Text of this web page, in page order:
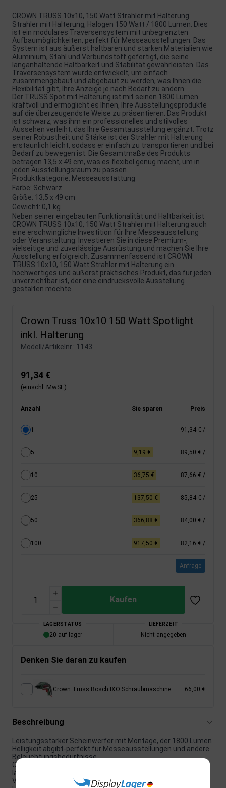
CROWN TRUSS 10x10, 150 Watt Strahler mit Halterung
Strahler mit Halterung, Halogen 150 Watt / 1800 Lumen. Dies
ist ein modulares Traversensystem mit unbegrenzten
Aufbaumöglichkeiten, perfekt für Messeausstellungen. Das
System ist aus äußerst haltbaren und starken Materialien wie
Aluminium, Stahl und Verbundstoff gefertigt, die seine
langanhaltende Haltbarkeit und Stabilität gewährleisten. Das
Traversensystem wurde entwickelt, um einfach
zusammengebaut und abgebaut zu werden, was Ihnen die
Flexibilität gibt, Ihre Anzeige je nach Bedarf zu ändern.
Der TRUSS Spot mit Halterung ist mit seinen 1800 Lumen
kraftvoll und ermöglicht es Ihnen, Ihre Ausstellungsprodukte
auf die überzeugendste Weise zu präsentieren. Das Produkt
ist schwarz, was ihm ein professionelles und stilvolles
Aussehen verleiht, das Ihre Gesamtausstellung ergänzt. Trotz
seiner Robustheit und Stärke ist der Strahler mit Halterung
erstaunlich leicht, sodass er einfach zu transportieren und bei
Bedarf zu bewegen ist. Die Gesamtmaße des Produkts
betragen 13,5 x 49 cm, was es flexibel genug macht, um in
jeden Ausstellungsraum zu passen.
Produktkategorie: Messeausstattung
Farbe: Schwarz
Größe: 13,5 x 49 cm
Gewicht: 0,1 kg
Neben seiner eingebauten Funktionalität und Haltbarkeit ist
CROWN TRUSS 10x10, 150 Watt Strahler mit Halterung auch
eine erschwingliche Investition für Ihre Messeausstellung
oder Veranstaltung. Investieren Sie in diese Premium-,
vielseitige und zuverlässige Ausrüstung und machen Sie Ihre
Ausstellung erfolgreich. Zusammenfassend ist CROWN
TRUSS 10x10, 150 Watt Strahler mit Halterung ein
hochwertiges und äußerst praktisches Produkt, das für jeden
unverzichtbar ist, der eine eindrucksvolle Ausstellung
gestalten möchte.
Crown Truss 10x10 150 Watt Spotlight
inkl. Halterung
Modell/Artikelnr.: 1143
91,34 €
(einschl. MwSt.)
Anzahl Sie sparen Preis
1 - 91,34 € /
5 9,19 € 89,50 € /
10 36,75 € 87,66 € /
25 137,50 € 85,84 € /
50 366,88 € 84,00 € /
100 917,50 € 82,16 € /
Anfrage
Kaufen
LAGERSTATUS
20 auf lager
LIEFERZEIT
Nicht angegeben
Denken Sie daran zu kaufen
Crown Truss Bosch IXO Schraubmaschine 66,00 €
Beschreibung
Leistungsstarker Scheinwerfer mit Montage, der 1800 Lumen
Helligkeit abgibt-perfekt für Messeausstellungen und andere
Beleuchtungsbedürfnisse.
CROWN TRUSS 10x10 Spotlight ist aus robusten und
langlebigen Materialien hergestellt; Aluminium, Stahl und
Verbundwerkstoff für eine lang anhaltende Verwendung.